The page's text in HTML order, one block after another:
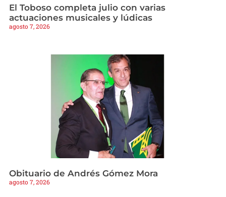
El Toboso completa julio con varias
actuaciones musicales y lúdicas
agosto 7, 2026
Obituario de Andrés Gómez Mora
agosto 7, 2026